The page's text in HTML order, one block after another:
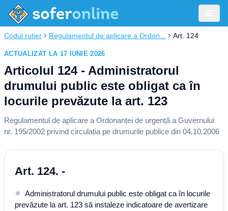
Codul rutier Regulamentul de aplicare a Ordon... Art. 124
ACTUALIZAT LA 17 IUNIE 2026
Articolul 124 - Administratorul
drumului public este obligat ca în
locurile prevăzute la art. 123
Regulamentul de aplicare a Ordonanței de urgență a Guvernului
nr. 195/2002 privind circulația pe drumurile publice din 04.10.2006
Art. 124. -
Administratorul drumului public este obligat ca în locurile
prevăzute la art. 123 să instaleze indicatoare de avertizare